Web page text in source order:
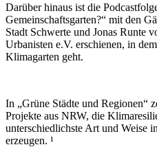
Darüber hinaus ist die
Gemeinschaftsgarten?“ mit den
Stadt Schwerte und Jonas Runte
Urbanisten e.V. erschienen, in
Klimagarten geht.
In „Grüne Städte und Regionen“
Projekte aus NRW, die
unterschiedlichste Art und Weise
erzeugen. ¹